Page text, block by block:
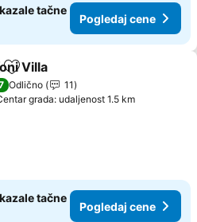
tačne
Pogledaj cene
Dodati u favorite
Villa
Odlično
11
grada: udaljenost 1.5 km
tačne
Pogledaj cene